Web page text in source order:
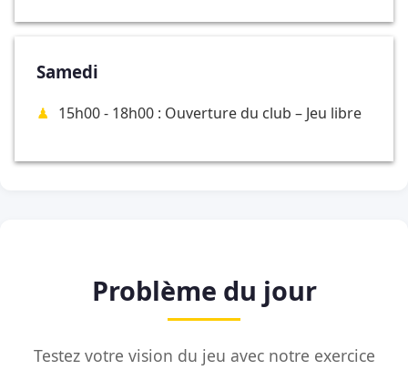
Samedi
15h00 - 18h00 : Ouverture du club – Jeu libre
Problème du jour
Testez votre vision du jeu avec notre exercice